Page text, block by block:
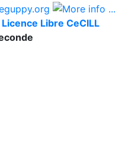
Licence Libre CeCILL